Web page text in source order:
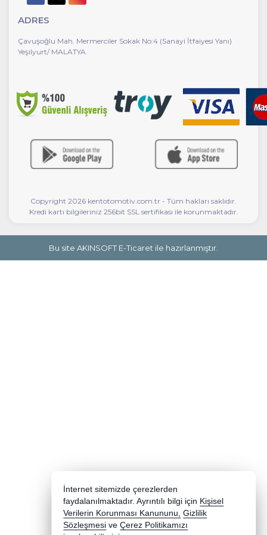
ADRES
Çavuşoğlu Mah. Mermerciler Sokak No:4 (Sanayi İtfaiyesi Yanı)
Yeşilyurt/ MALATYA
Copyright 2026 kentotomotiv.com.tr - Tüm hakları saklıdır.
Kredi kartı bilgileriniz 256bit SSL sertifikası ile korunmaktadır.
Bu site AKINSOFT E-Ticaret ile hazırlanmıştır.
İnternet sitemizde çerezlerden
faydalanılmaktadır. Ayrıntılı bilgi için Kişisel
Verilerin Korunması Kanununu, Gizlilik
Sözleşmesi ve Çerez Politikamızı